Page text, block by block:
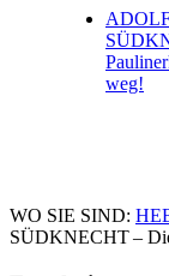
weg!
WO SIE SIND:
SÜDKNECHT –